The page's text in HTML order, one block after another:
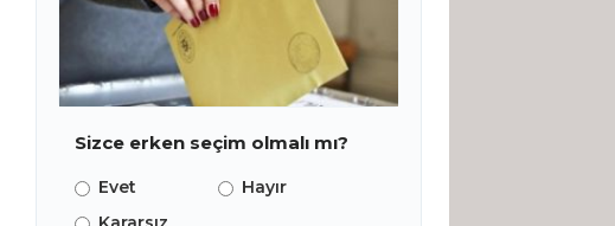
Sizce erken seçim olmalı mı?
Evet
Hayır